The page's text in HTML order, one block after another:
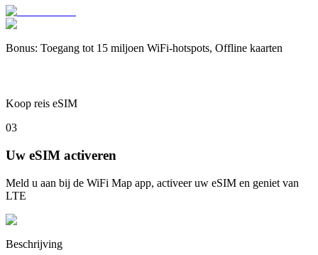
Bonus: Toegang tot 15 miljoen WiFi-hotspots, Offline kaarten
Koop reis eSIM
03
Uw eSIM activeren
Meld u aan bij de WiFi Map app, activeer uw eSIM en geniet van
LTE
Beschrijving